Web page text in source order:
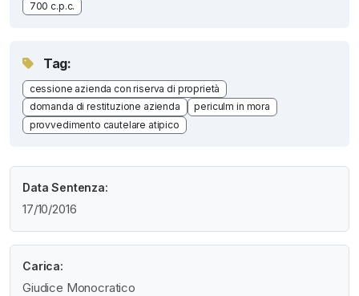
700 c.p.c.
Tag:
cessione azienda con riserva di proprietà
domanda di restituzione azienda
periculm in mora
provvedimento cautelare atipico
Data Sentenza:
17/10/2016
Carica:
Giudice Monocratico